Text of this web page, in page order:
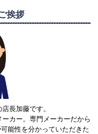
挨拶
長加藤です。
カー。専門メーカーだから
能性を分かっていただきた